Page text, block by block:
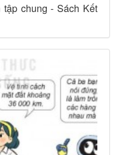
chung - Sách Kết